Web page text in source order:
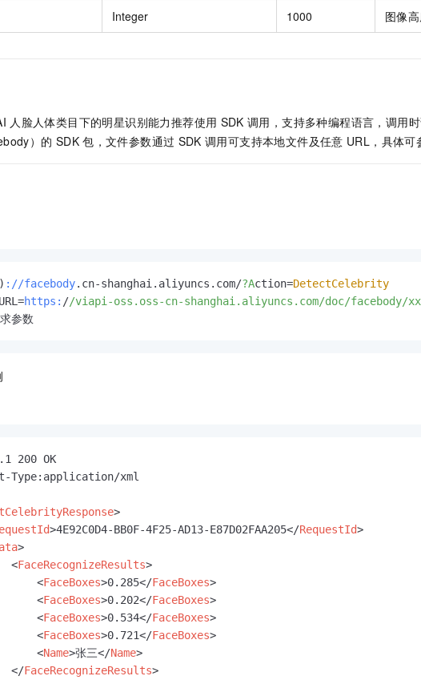
Integer 1000 图像高
人脸人体类目下的明星识别能力推荐使用 SDK 调用，支持多种编程语言，调用
）的 SDK 包，文件参数通过 SDK 调用可支持本地文件及任意 URL，具体可
://facebody.cn-shanghai.aliyuncs.com/?Action=DetectCelebrity
URL=https: //viapi-oss.oss-cn-shanghai.aliyuncs.com/doc/facebody/
参数
200 OK
Type:application/xml
>
>4E92C0D4-BB0F-4F25-AD13-E87D02FAA205</RequestId>
>
<FaceRecognizeResults>
<FaceBoxes>0.285</FaceBoxes>
<FaceBoxes>0.202</FaceBoxes>
<FaceBoxes>0.534</FaceBoxes>
<FaceBoxes>0.721</FaceBoxes>
<Name>张三</Name>
</FaceRecognizeResults>